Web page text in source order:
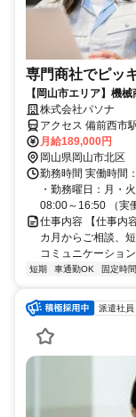
専門商社でピッ
【岡山市エリア】機
募のお仕事です
株式会社パソナ
アクセス 備前西市
月給189,000円
岡山県岡山市北区
勤務時間 実働時間
・勤務曜日：月・
08:00～16:50 （実
仕事内容 【仕事内
カ月からご相談、
コミュニケーショ
短期 車通勤OK 固定時
派遣社員